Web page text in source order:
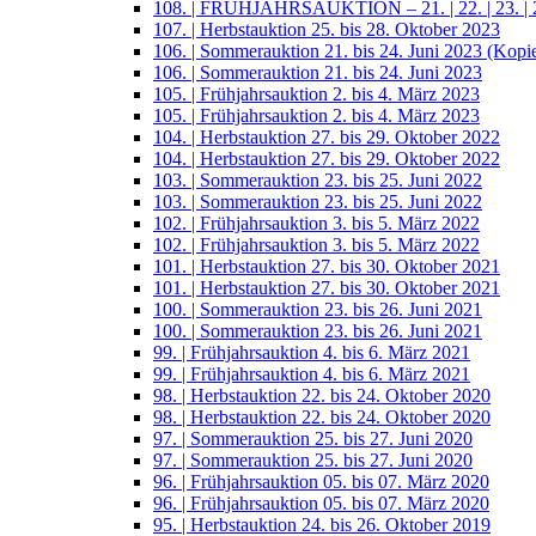
108. | FRÜHJAHRSAUKTION – 21. | 22. | 23. |
107. | Herbstauktion 25. bis 28. Oktober 2023
106. | Sommerauktion 21. bis 24. Juni 2023
106. | Sommerauktion 21. bis 24. Juni 2023
105. | Frühjahrsauktion 2. bis 4. März 2023
105. | Frühjahrsauktion 2. bis 4. März 2023
104. | Herbstauktion 27. bis 29. Oktober 2022
104. | Herbstauktion 27. bis 29. Oktober 2022
103. | Sommerauktion 23. bis 25. Juni 2022
103. | Sommerauktion 23. bis 25. Juni 2022
102. | Frühjahrsauktion 3. bis 5. März 2022
102. | Frühjahrsauktion 3. bis 5. März 2022
101. | Herbstauktion 27. bis 30. Oktober 2021
101. | Herbstauktion 27. bis 30. Oktober 2021
100. | Sommerauktion 23. bis 26. Juni 2021
100. | Sommerauktion 23. bis 26. Juni 2021
99. | Frühjahrsauktion 4. bis 6. März 2021
99. | Frühjahrsauktion 4. bis 6. März 2021
98. | Herbstauktion 22. bis 24. Oktober 2020
98. | Herbstauktion 22. bis 24. Oktober 2020
97. | Sommerauktion 25. bis 27. Juni 2020
97. | Sommerauktion 25. bis 27. Juni 2020
96. | Frühjahrsauktion 05. bis 07. März 2020
96. | Frühjahrsauktion 05. bis 07. März 2020
95. | Herbstauktion 24. bis 26. Oktober 2019